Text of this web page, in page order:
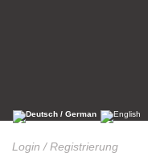
Login / Registrierung